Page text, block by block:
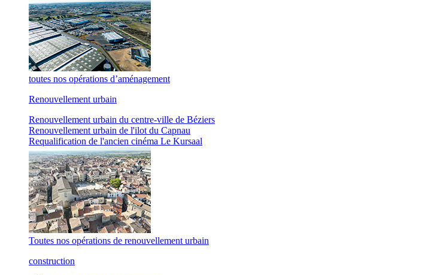
toutes nos opérations d’aménagement
Renouvellement urbain
Renouvellement urbain du centre-ville de Béziers
Renouvellement urbain de l'ilot du Capnau
Requalification de l'ancien cinéma Le Kursaal
Toutes nos opérations de renouvellement urbain
construction